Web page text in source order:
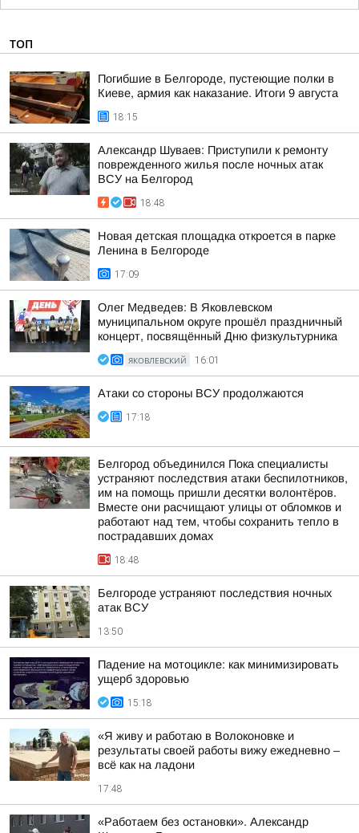
ТОП
Погибшие в Белгороде, пустеющие полки в
Киеве, армия как наказание. Итоги 9 августа
18:15
Александр Шуваев: Приступили к ремонту
поврежденного жилья после ночных атак
ВСУ на Белгород
18:48
Новая детская площадка откроется в парке
Ленина в Белгороде
17:09
Олег Медведев: В Яковлевском
муниципальном округе прошёл праздничный
концерт, посвящённый Дню физкультурника
ЯКОВЛЕВСКИЙ 16:01
Атаки со стороны ВСУ продолжаются
17:18
Белгород объединился Пока специалисты
устраняют последствия атаки беспилотников,
им на помощь пришли десятки волонтёров.
Вместе они расчищают улицы от обломков и
работают над тем, чтобы сохранить тепло в
пострадавших домах
18:48
Белгороде устраняют последствия ночных
атак ВСУ
13:50
Падение на мотоцикле: как минимизировать
ущерб здоровью
15:18
«Я живу и работаю в Волоконовке и
результаты своей работы вижу ежедневно –
всё как на ладони
17:48
«Работаем без остановки». Александр